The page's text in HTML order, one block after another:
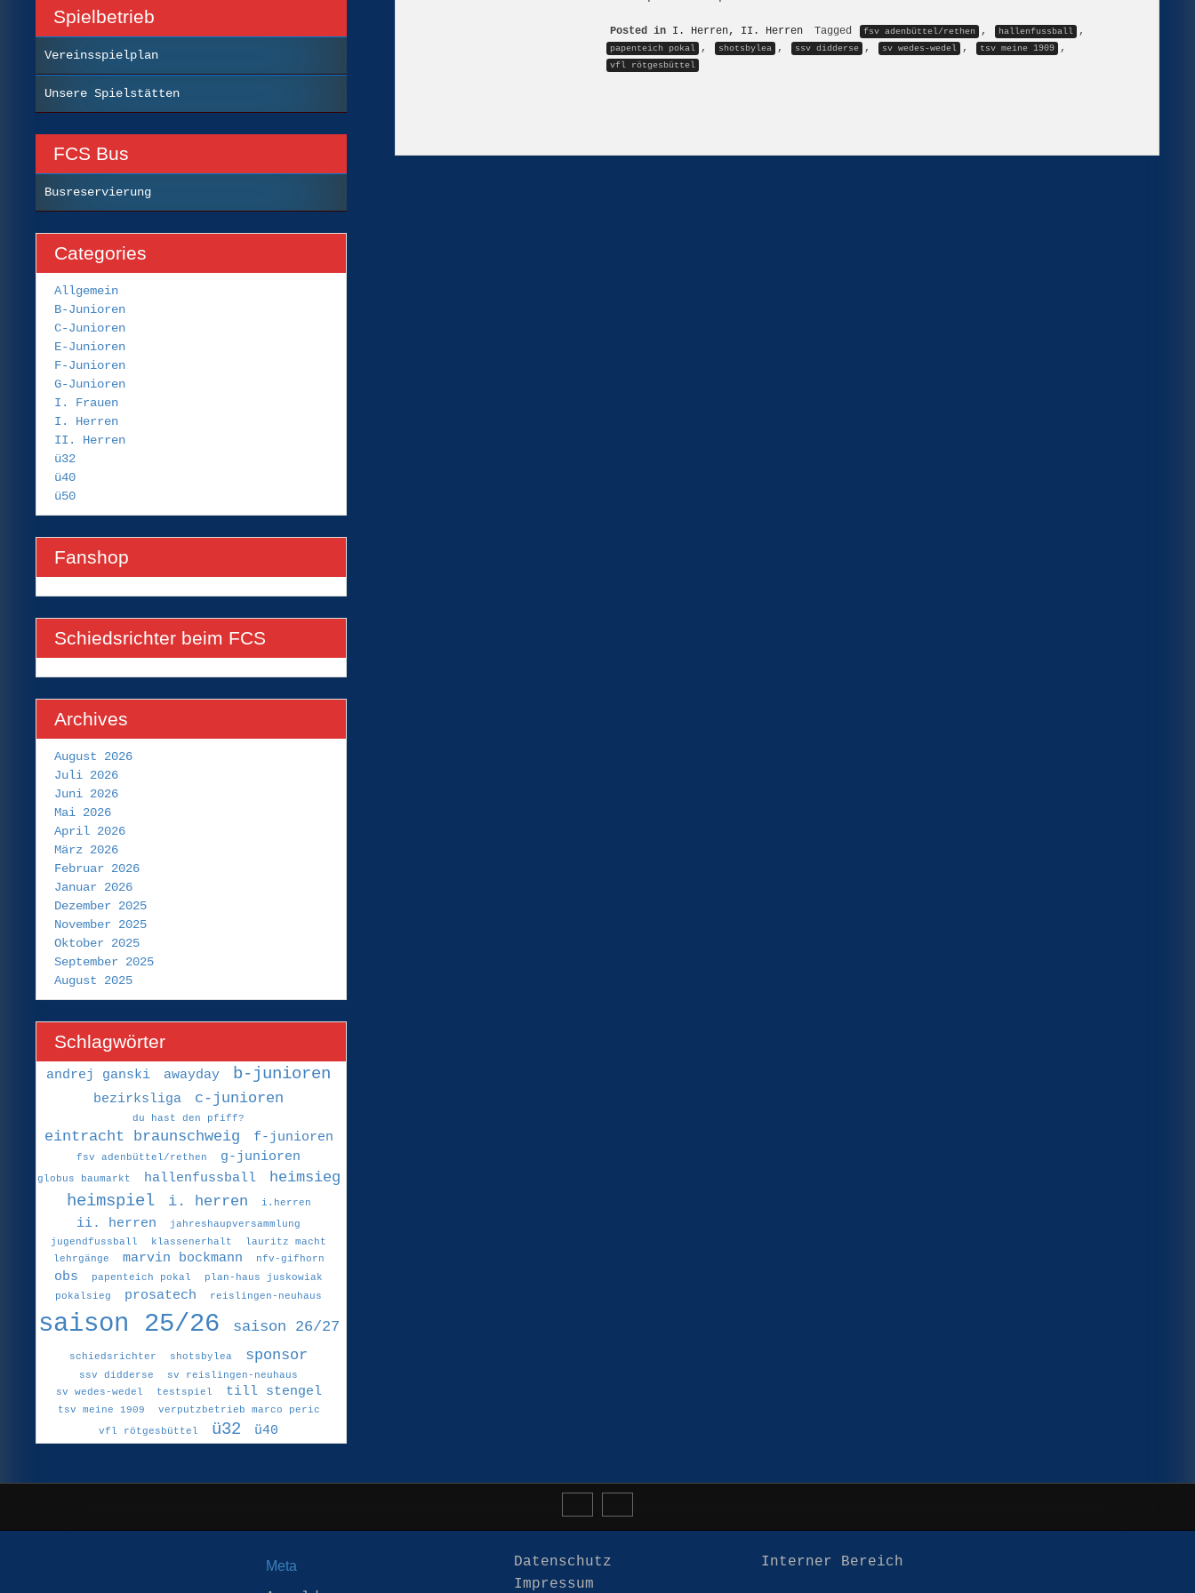
Posted in I. Herren, II. Herren Tagged fsv adenbüttel/rethen , hallenfussball ,
papenteich pokal , shotsbylea , ssv didderse , sv wedes-wedel , tsv meine 1909 ,
vfl rötgesbüttel
Spielbetrieb
Vereinsspielplan
Unsere Spielstätten
FCS Bus
Busreservierung
Categories
Allgemein
B-Junioren
C-Junioren
E-Junioren
F-Junioren
G-Junioren
I. Frauen
I. Herren
II. Herren
ü32
ü40
ü50
Fanshop
Schiedsrichter beim FCS
Archives
August 2026
Juli 2026
Juni 2026
Mai 2026
April 2026
März 2026
Februar 2026
Januar 2026
Dezember 2025
November 2025
Oktober 2025
September 2025
August 2025
Schlagwörter
andrej ganski awayday b-junioren
bezirksliga c-junioren
du hast den pfiff?
eintracht braunschweig f-junioren
fsv adenbüttel/rethen g-junioren
globus baumarkt hallenfussball heimsieg
heimspiel i. herren i.herren
ii. herren
jahreshaupversammlung
jugendfussball
klassenerhalt
lauritz macht
lehrgänge
marvin bockmann nfv-gifhorn
obs papenteich pokal
plan-haus juskowiak
pokalsieg
prosatech reislingen-neuhaus
saison 25/26 saison 26/27
schiedsrichter shotsbylea sponsor
ssv didderse
sv reislingen-neuhaus
sv wedes-wedel
testspiel till stengel
tsv meine 1909
verputzbetrieb marco peric
vfl rötgesbüttel
ü32 ü40
Meta
Datenschutz
Impressum
Interner Bereich